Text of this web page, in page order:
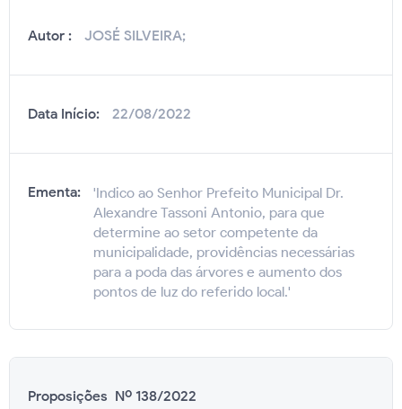
Autor : JOSÉ SILVEIRA;
Data Início: 22/08/2022
Ementa:
'Indico ao Senhor Prefeito Municipal Dr.
Alexandre Tassoni Antonio, para que
determine ao setor competente da
municipalidade, providências necessárias
para a poda das árvores e aumento dos
pontos de luz do referido local.'
Proposições Nº 138/2022